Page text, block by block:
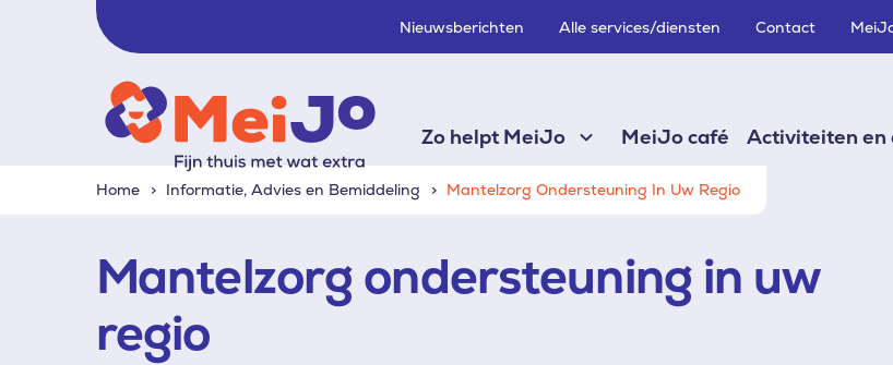
Nieuwsberichten Alle services/diensten Contact
Zo helpt MeiJo
MeiJo café Activiteiten en
Home Informatie, Advies en Bemiddeling Mantelzorg Ondersteuning In Uw Regio
Mantelzorg ondersteuning in uw
regio